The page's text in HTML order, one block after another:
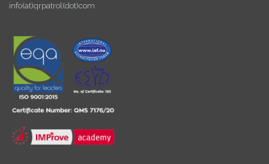
info(at)qrpatrol(dot)com